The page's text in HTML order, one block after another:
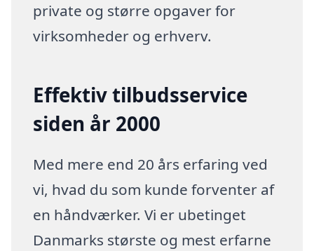
private og større opgaver for
virksomheder og erhverv.
Effektiv tilbudsservice
siden år 2000
Med mere end 20 års erfaring ved
vi, hvad du som kunde forventer af
en håndværker. Vi er ubetinget
Danmarks største og mest erfarne